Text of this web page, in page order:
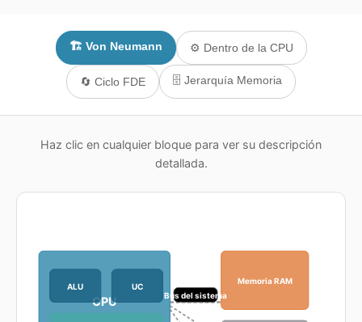
🏗️ Von Neumann ⚙️ Dentro de la CPU
🔄 Ciclo FDE 🗄️ Jerarquía Memoria
Haz clic en cualquier bloque para ver su descripción
detallada.
Buses
CPU
ALU UC
Memoria RAM
Bus del sistema